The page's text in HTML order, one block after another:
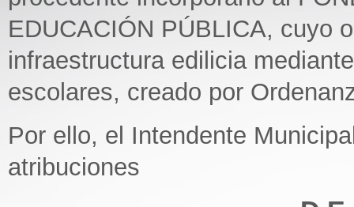
EDUCACIÓN PÚBLICA, cuyo
infraestructura edilicia
escolares, creado por
Por ello, el Intendente
atribuciones